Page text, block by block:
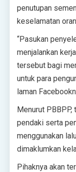
penutupan
keselamatan
“Pasukan
menjalankan
tersebut bagi
untuk para
laman
Menurut
pendaki serta
menggunakan
dimaklumkan
Pihaknya akan